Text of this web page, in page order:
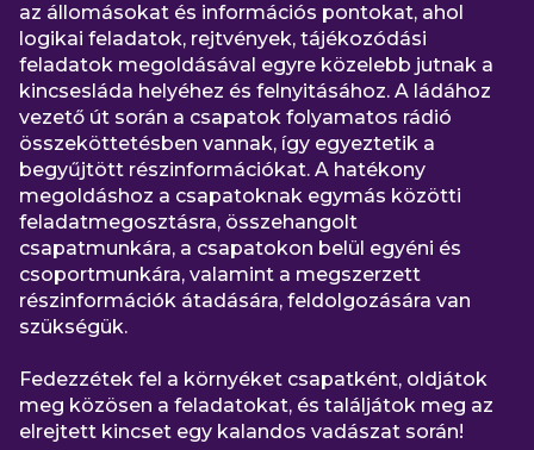
az állomásokat és információs pontokat, ahol
logikai feladatok, rejtvények, tájékozódási
feladatok megoldásával egyre közelebb jutnak a
kincsesláda helyéhez és felnyitásához. A ládához
vezető út során a csapatok folyamatos rádió
összeköttetésben vannak, így egyeztetik a
begyűjtött részinformációkat. A hatékony
megoldáshoz a csapatoknak egymás közötti
feladatmegosztásra, összehangolt
csapatmunkára, a csapatokon belül egyéni és
csoportmunkára, valamint a megszerzett
részinformációk átadására, feldolgozására van
szükségük.
Fedezzétek fel a környéket csapatként, oldjátok
meg közösen a feladatokat, és találjátok meg az
elrejtett kincset egy kalandos vadászat során!